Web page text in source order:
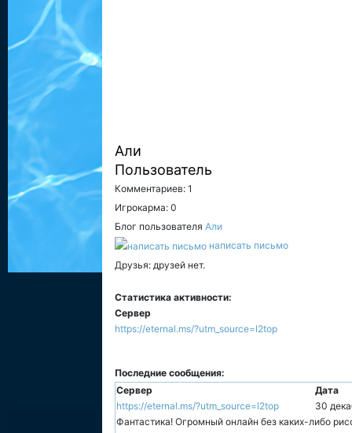
Али
Пользователь
Комментариев: 1
Игрокарма: 0
Блог пользователя Али
написать письмо
Друзья: друзей нет.
Статистика активности:
Сервер
https://eternal.ms/?utm_source=l2top
Последние сообщения:
Сервер
Дата
https://eternal.ms/?utm_source=l2top
30
Фантастика! Огромный онлайн без каких-либо